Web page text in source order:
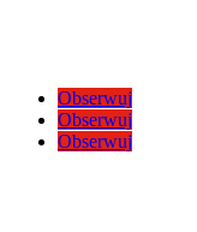
Obserwuj
Obserwuj
Obserwuj